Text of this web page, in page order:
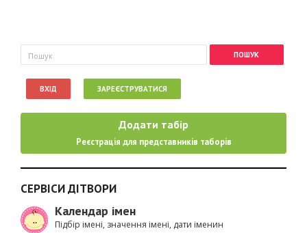
Пошукова форма
Пошук
ВХІД ЗАРЕЄСТРУВАТИСЯ
Додати табір
Реєстрація для представників таборів
СЕРВІСИ ДІТВОРИ
Календар імен
Підбір імені, значення імені, дати іменин